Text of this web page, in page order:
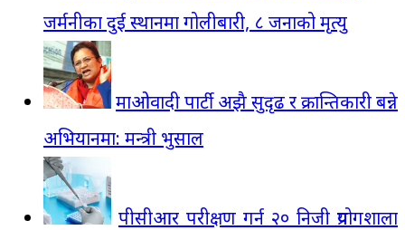
जर्मनीका दुई स्थानमा गोलीबारी, ८ जनाको मृत्यु
माओवादी पार्टी अझै सुदृढ र क्रान्तिकारी बन्ने
अभियानमा: मन्त्री भुसाल
पीसीआर परीक्षण गर्न २० निजी प्रयोगशाला